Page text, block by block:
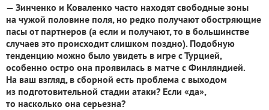
— Зинченко и Коваленко часто находят свободные зоны
на чужой половине поля, но редко получают обостряющие
пасы от партнеров (а если и получают, то в большинстве
случаев это происходит слишком поздно). Подобную
тенденцию можно было увидеть в игре с Турцией,
особенно остро она проявилась в матче с Финляндией.
На ваш взгляд, в сборной есть проблема с выходом
из подготовительной стадии атаки? Если «да»,
то насколько она серьезна?